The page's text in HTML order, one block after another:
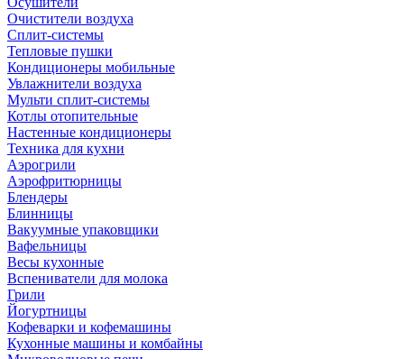
Очистители воздуха
Сплит-системы
Тепловые пушки
Кондиционеры мобильные
Увлажнители воздуха
Мульти сплит-системы
Котлы отопительные
Настенные кондиционеры
Техника для кухни
Аэрогрили
Аэрофритюрницы
Блендеры
Блинницы
Вакуумные упаковщики
Вафельницы
Весы кухонные
Вспениватели для молока
Грили
Йогуртницы
Кофеварки и кофемашины
Кухонные машины и комбайны